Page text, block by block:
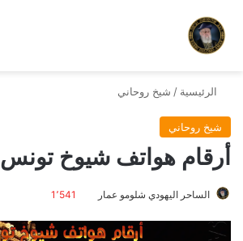
الرئيسية / شيخ روحاني
شيخ روحاني
أرقام هواتف شيوخ تونس
الساحر اليهودي شلومو عمار 1٬541